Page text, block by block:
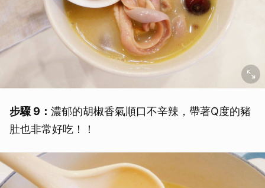
步驟 9： 濃郁的胡椒香氣順口不辛辣，帶著Q度的豬
肚也非常好吃！！